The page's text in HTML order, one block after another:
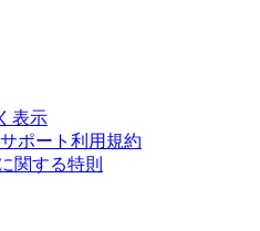
表示
ポート利用規約
関する特則